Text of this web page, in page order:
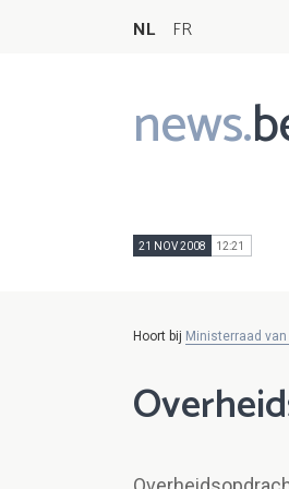
NL FR
news.
Main
navigation
21 NOV 2008 12:21
Hoort bij Ministerraad